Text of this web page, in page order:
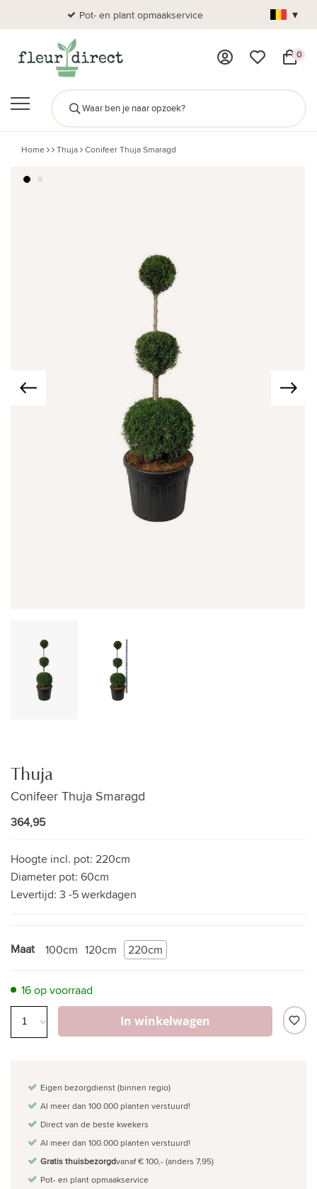
Pot- en plant opmaakservice ▾
0
Home Thuja Conifeer Thuja Smaragd
Thuja
Conifeer Thuja Smaragd
364,95
Hoogte incl. pot: 220cm
Diameter pot: 60cm
Levertijd: 3 -5 werkdagen
Maat 100cm 220cm
120cm
16 op voorraad
In winkelwagen
Eigen bezorgdienst (binnen regio)
Al meer dan 100.000 planten verstuurd!
Direct van de beste kwekers
Al meer dan 100.000 planten verstuurd!
Gratis thuisbezorgdvanaf € 100,- (anders 7,95)
Pot- en plant opmaakservice